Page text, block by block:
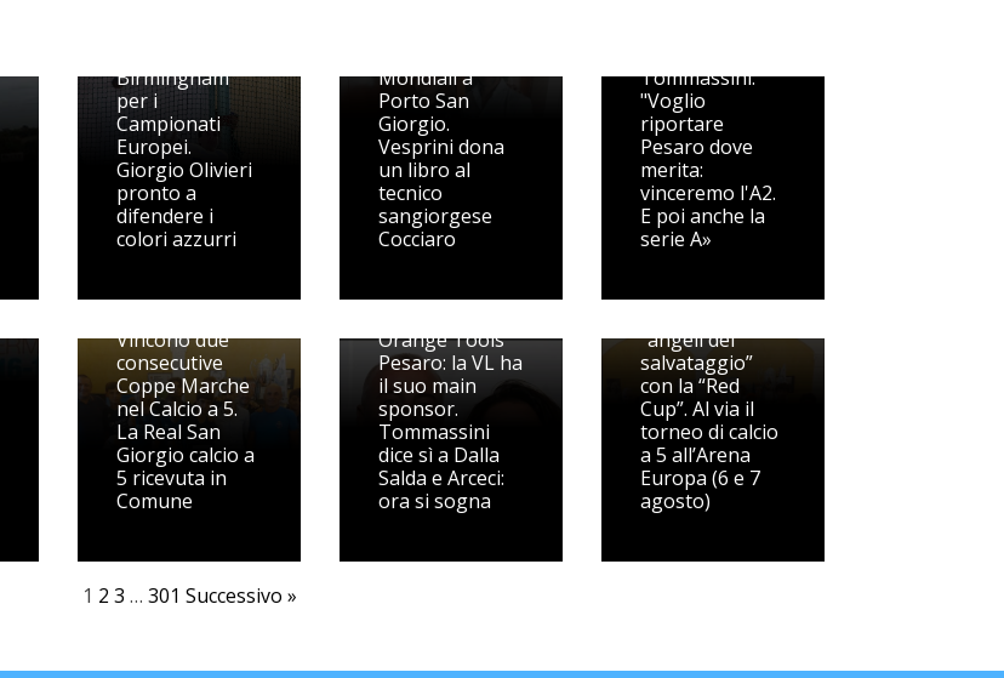
Birmingham
per i
Campionati
Europei.
Giorgio Olivieri
pronto a
difendere i
colori azzurri
Mondiali a
Porto San
Giorgio.
Vesprini dona
un libro al
tecnico
sangiorgese
Cocciaro
Tommassini:
"Voglio
riportare
Pesaro dove
merita:
vinceremo l'A2.
E poi anche la
serie A»
Vincono due
consecutive
Coppe Marche
nel Calcio a 5.
La Real San
Giorgio calcio a
5 ricevuta in
Comune
Orange Tools
Pesaro: la VL ha
il suo main
sponsor.
Tommassini
dice sì a Dalla
Salda e Arceci:
ora si sogna
Scendono in
“angeli del
salvataggio”
con la “Red
Cup”. Al via il
torneo di calcio
a 5 all’Arena
Europa (6 e 7
agosto)
1 2 3 … 301 Successivo »